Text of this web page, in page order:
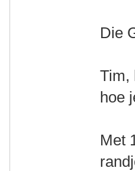
Die
Tim,
hoe
Met